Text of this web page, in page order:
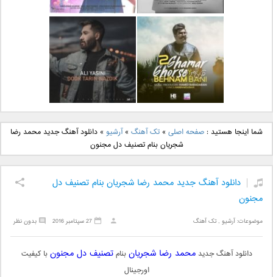
دانلود آهنگ جدید مهدی
یراحی بنام اسرار
دانلود آهنگ جدید فرزاد
فرزین بنام آتیش
دانلود آهنگ جدید بهنام
بانی بنام قرص قمر 2
دانلود آهنگ جدید علی
یاسینی بنام دورترین نزدیک
شما اینجا هستید :صفحه اصلی »تک آهنگ »آرشیو »دانلود آهنگ جدید محمد رضا
شجریان بنام تصنیف دل مجنون
دانلود آهنگ جدید محمد رضا شجریان بنام تصنیف دل
مجنون
موضوعات:آرشیو ,تک آهنگ بدون نظر 27 سپتامبر 2016
دانلود آهنگ جدیدمحمد رضا شجریانبنامتصنیف دل مجنونبا کیفیت
اورجینال